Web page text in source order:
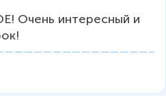
интересный и